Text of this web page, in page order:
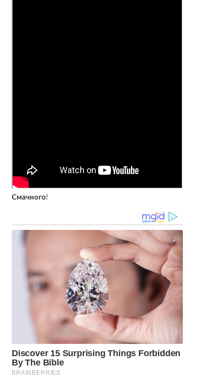
Смачного!